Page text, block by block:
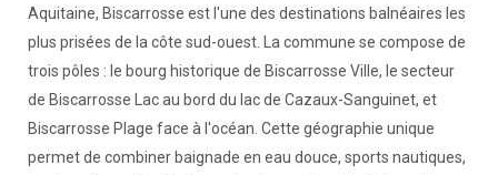
Aquitaine, Biscarrosse est l'une des destinations balnéaires les
plus prisées de la côte sud-ouest. La commune se compose de
trois pôles : le bourg historique de Biscarrosse Ville, le secteur
de Biscarrosse Lac au bord du lac de Cazaux-Sanguinet, et
Biscarrosse Plage face à l'océan. Cette géographie unique
permet de combiner baignade en eau douce, sports nautiques,